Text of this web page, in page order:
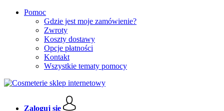
Pomoc
Gdzie jest moje zamówienie?
Zwroty
Koszty dostawy
Opcje płatności
Kontakt
Wszystkie tematy pomocy
Zaloguj się